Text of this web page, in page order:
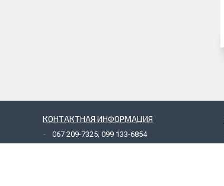
КОНТАКТНАЯ ИНФОРМАЦИЯ
067 209-7325; 099 133-6854